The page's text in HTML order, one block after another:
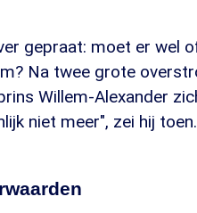
gepraat: moet er wel
Na twee grote
Willem-Alexander
niet meer", zei hij